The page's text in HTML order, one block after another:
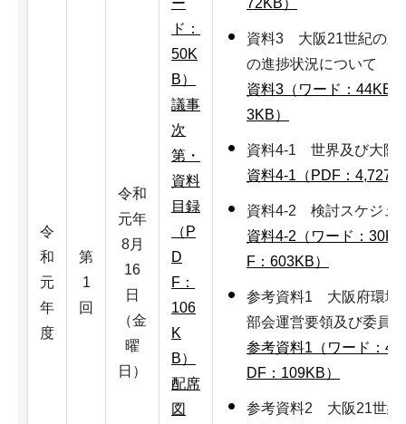
令
和
元
年
度
第
1
回
令和
元年
8月
16
日
（金
曜
日）
ー
ド：
50K
B）
議事
次
第・
資料
目録
（P
D
F：
106
K
B）
配席
図
72KB）
資料3 大阪21世紀の新
の進捗状況について
資料3（ワード：44KB）
3KB）
資料4-1 世界及び大阪
資料4-1（PDF：
資料4-2 検討スケジュ
資料4-2（ワード：
F：603KB）
参考資料1 大阪府環境
部会運営要領及び委員
参考資料1（ワード：
DF：109KB）
参考資料2 大阪21世紀